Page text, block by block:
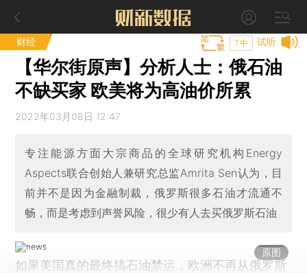
财经 试听
T中
【华尔街原声】分析人士：俄石油
不缺买家 欧美将为高油价所累
2022年03月08日 12:47
专注能源方面大宗商品的全球研究机构Energy
Aspects联合创始人兼研究总监Amrita Sen认为，目
前并不是因为金融制裁，俄罗斯很多石油才流通不
畅，而是考虑到声誉风险，很少有人去买俄罗斯石油
原图
如果美国真的最终搞石油禁运，欧洲不再从俄罗斯